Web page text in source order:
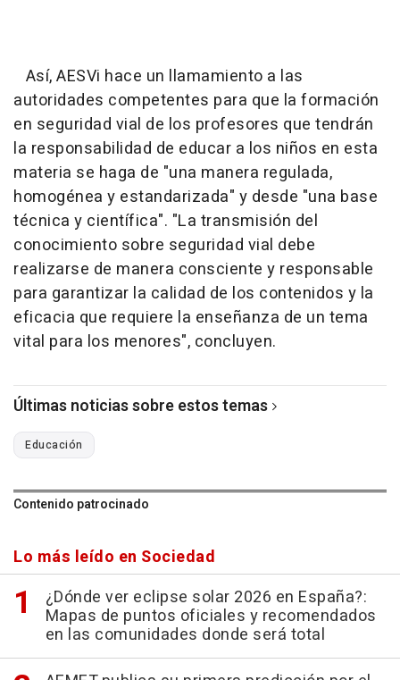
Así, AESVi hace un llamamiento a las
autoridades competentes para que la formación
en seguridad vial de los profesores que tendrán
la responsabilidad de educar a los niños en esta
materia se haga de "una manera regulada,
homogénea y estandarizada" y desde "una base
técnica y científica". "La transmisión del
conocimiento sobre seguridad vial debe
realizarse de manera consciente y responsable
para garantizar la calidad de los contenidos y la
eficacia que requiere la enseñanza de un tema
vital para los menores", concluyen.
Últimas noticias sobre estos temas
Educación
Contenido patrocinado
Lo más leído en Sociedad
¿Dónde ver eclipse solar 2026 en España?:
Mapas de puntos oficiales y recomendados
en las comunidades donde será total